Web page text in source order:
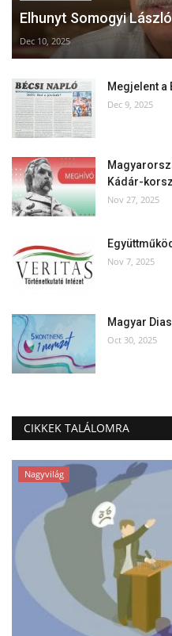
Elhunyt Somogyi László
Dec 10, 2025
Megjelent a
Dec 9, 2025
Kádár-
Nov 27, 2025
Nov 7, 2025
Magyar
Oct 30, 2025
CIKKEK TALÁLOMRA
Nagyvilág